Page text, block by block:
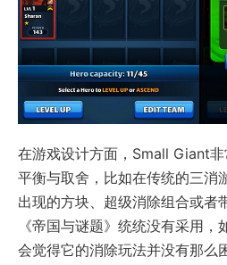
在游戏设计方面，Small Giant
平衡与取舍，比如在传统的三消
出现的方块、超级消除组合或者
《帝国与谜题》统统没有采用，
会觉得它的消除玩法并没有那么